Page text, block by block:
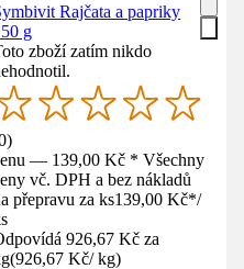
Rajčata a papriky
g
zboží zatím nikdo
)
— 139,00 Kč * Všechny
vč. DPH a bez nákladů
přepravu za ks139,00 Kč*/
926,67 Kč za
(926,67 Kč/ kg)